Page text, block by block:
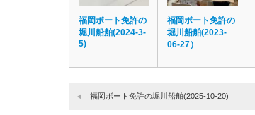
福岡ボート免許の
堀川船舶(2024-3-
5)
福岡ボート免許の
堀川船舶(2023-
06-27）
福岡ボート免許の堀川船舶(2025-10-20)